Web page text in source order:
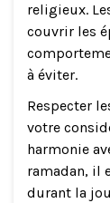
religieux.
couvrir les
à éviter.
Respecter
votre
harmonie
ramadan, il
durant la